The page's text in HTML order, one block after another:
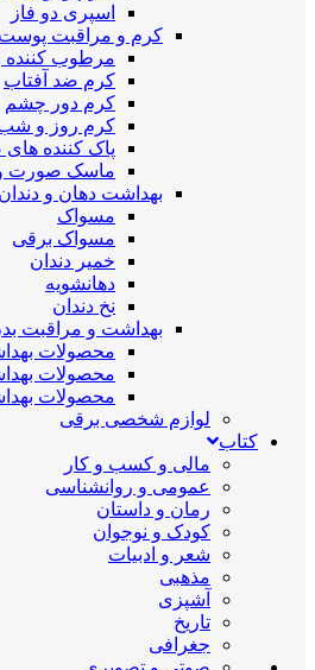
اسپری دو فاز
کرم و مراقبت پوست
مرطوب کننده
کرم ضد آفتاب
کرم دور چشم
کرم روز و
پاک کننده
ماسک صورت
بهداشت دهان و دندان
مسواک
مسواک برقی
خمیر دندان
دهانشویه
نخ دندان
بهداشت و مراقبت
محصولات
محصولات
محصولات
لوازم شخصی برقی
کتاب
مالی و کسب و کار
عمومی و روانشناسی
رمان و داستان
کودک و نوجوان
شعر و ادبیات
مذهبی
آشپزی
تاریخ
جغرافی